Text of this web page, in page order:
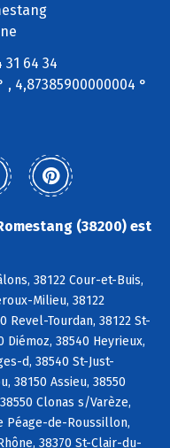
64 34
, 4,87385900000004 °
(38200) est
38122 Cour-et-Buis,
Milieu, 38122
Revel-Tourdan, 38122 St-
Diémoz, 38540 Heyrieux,
d, 38540 St-Just-
38150 Assieu, 38550
Clonas s/Varèze,
Péage-de-Roussillon,
38370 St-Clair-du-